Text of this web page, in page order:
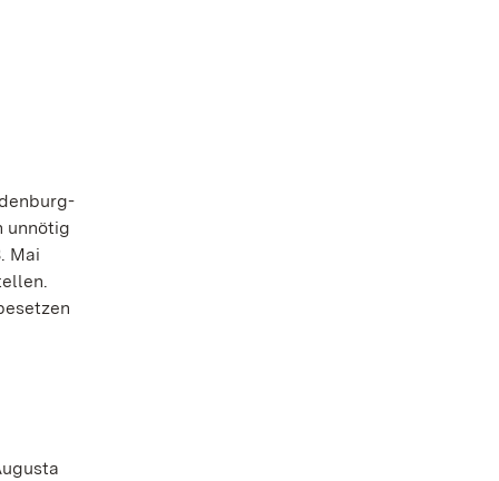
unnötig
Mai